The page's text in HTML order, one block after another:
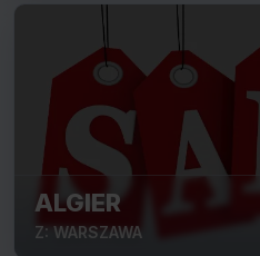
ALGIER
Z: WARSZAWA